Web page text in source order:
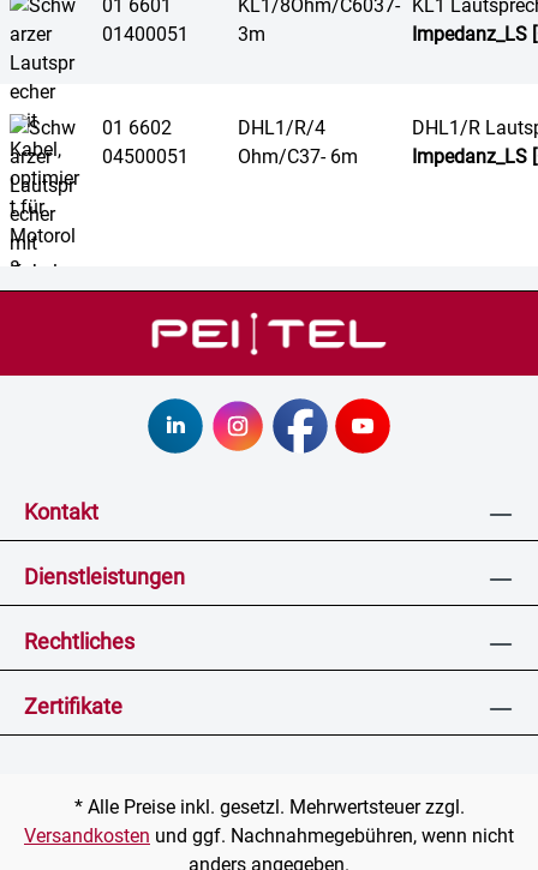
01 6601
01400051
KL1/8Ohm/C6037-
3m
KL1
Impedanz_LS
01 6602
04500051
DHL1/R/4
Ohm/C37- 6m
DHL1/R
Impedanz_LS
Kontakt
Dienstleistungen
Rechtliches
Zertifikate
* Alle Preise inkl. gesetzl. Mehrwertsteuer zzgl.
Versandkosten und ggf. Nachnahmegebühren, wenn nicht
anders angegeben.